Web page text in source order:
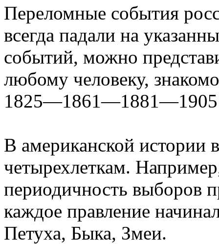
Переломные события
всегда падали на
событий, можно
любому человеку,
1825—1861—1881—1905
В американской истории
четырехлеткам.
периодичность выборов
каждое правление
Петуха, Быка, Змеи.